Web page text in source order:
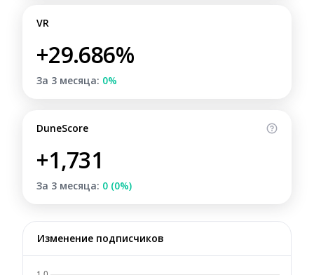
VR
+29.686%
За 3 месяца: 0%
DuneScore
+1,731
За 3 месяца: 0 (0%)
Изменение подписчиков